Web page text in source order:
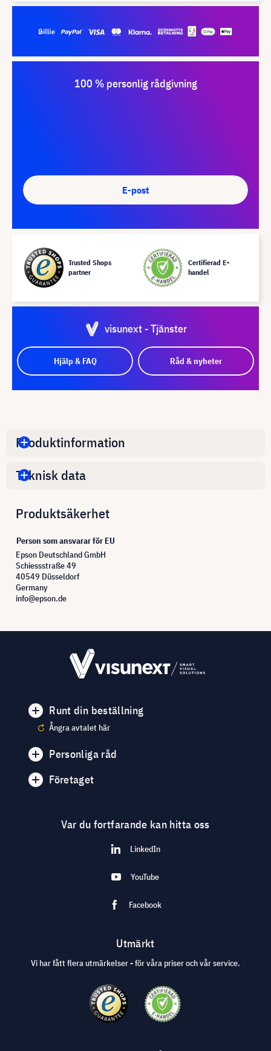
100 % personlig rådgivning
E-post
Trusted Shops
partner
Certifierad E-
handel
visunext - Tjänster
Hjälp & FAQ Råd & nyheter
Produktinformation
Teknisk data
Produktsäkerhet
Person som ansvarar för EU
Epson Deutschland GmbH
Schiessstraße 49
40549 Düsseldorf
Germany
info@epson.de
Runt din beställning
Ångra avtalet här
Personliga råd
Företaget
Var du fortfarande kan hitta oss
LinkedIn
YouTube
Facebook
Utmärkt
Vi har fått flera utmärkelser - för våra priser och vår service.